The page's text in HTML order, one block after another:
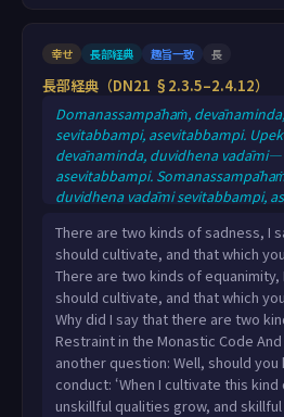
幸せ 長部経典 趣旨一致 長
長部経典（DN21 §2.3.5–2.4.12）
Domanassampāhaṁ,
sevitabbampi, asevitabbampi.
devānaminda, duvidhena
asevitabbampi.
duvidhena vadāmi sevitabbampi,
Pātimokkhasaṁvara Itiha sakko
bhāsitaṁ abhinanditvā
pañhaṁ apucchi: Tattha yaṁ jaññā
kho me kāyasamācāraṁ sevato
abhivaḍḍhanti, ku
There are two kinds of sadness, I
should cultivate, and that which
There are two kinds of equanimity,
should cultivate, and that which
Why did I say that there are two
Restraint in the Monastic Code
another question: Well, should
conduct: ‘When I cultivate this
unskillful qualities grow, and